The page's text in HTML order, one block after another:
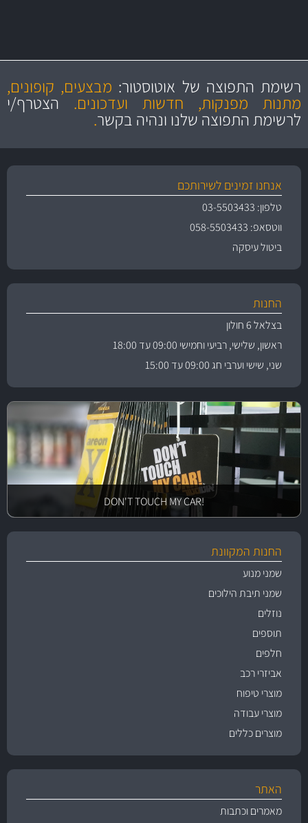
מקצועיות
ושירות מצויין
מחירים
הוגנים
והיצע מוצרים איכותירשימת התפוצה של אוטוסטור: מבצעים, קופונים,
מתנות מפנקות, חדשות ועדכונים.הצטרף/י
לרשימת התפוצה שלנו ונהיה בקשר.
אנחנו זמינים לשירותכם
טלפון: 03-5503433
ווטסאפ: 058-5503433
ביטול עיסקה
החנות
בצלאל 6 חולון
ראשון, שלישי, רביעי וחמישי 09:00 עד 18:00
שני, שישי וערבי חג 09:00 עד 15:00
!DON'T TOUCH MY CAR
החנות המקוונת
שמני מנוע
שמני תיבת הילוכים
נוזלים
תוספים
חלפים
אביזרי רכב
מוצרי טיפוח
מוצרי עבודה
מוצרים כללים
האתר
מאמרים וכתבות